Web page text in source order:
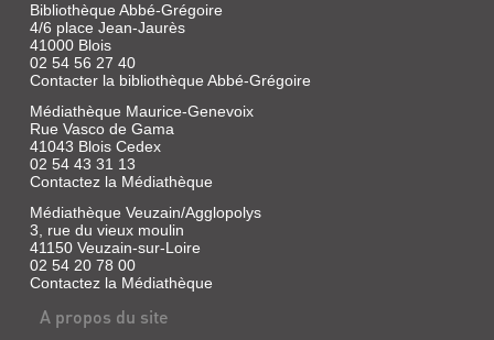
MUSES
ET
DES
GÉANTS
:
RONSARD,
RA...
|
Clythère,
Pieyrre
de
Cherche-
Bibliothèque Abbé-Grégoire
4/6 place Jean-Jaurès
41000 Blois
02 54 56 27 40
Contacter la bibliothèque Abbé-Grégoire
Médiathèque Maurice-Genevoix
Rue Vasco de Gama
41043 Blois Cedex
02 54 43 31 13
Contactez la Médiathèque
Médiathèque Veuzain/Agglopolys
3, rue du vieux moulin
41150 Veuzain-sur-Loire
02 54 20 78 00
Contactez la Médiathèque
A propos du site